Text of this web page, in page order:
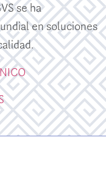
se ha
en soluciones